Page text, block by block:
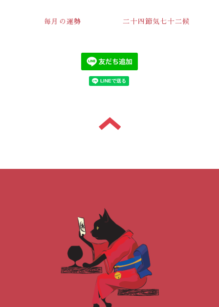
毎月の運勢 二十四節気七十二候